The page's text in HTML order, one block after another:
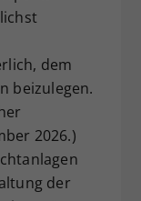
dem
beizulegen.
2026.)
der